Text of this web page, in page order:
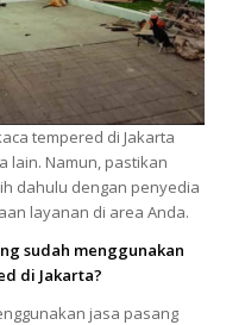
tempered di Jakarta
lain. Namun, pastikan
dahulu dengan penyedia
layanan di area Anda.
sudah menggunakan
di Jakarta?
jasa pasang